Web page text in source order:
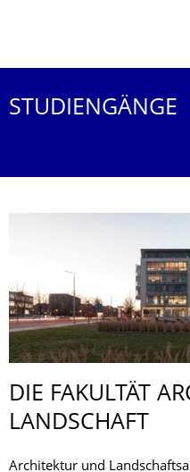
STUDIENGÄNGE
DIE FAKULTÄT
LANDSCHAFT
Architektur und